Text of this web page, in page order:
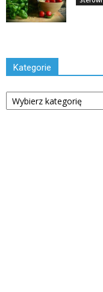
Kategorie
Kategorie